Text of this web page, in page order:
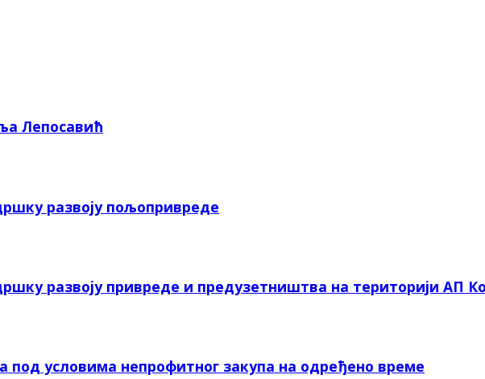
Лепосавић
развоју пољопривреде
развоју привреде и предузетништва на територији АП
под условима непрофитног закупа на одређено време